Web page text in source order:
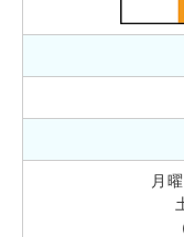
月